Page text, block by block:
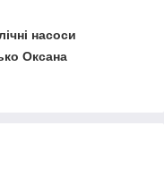
насоси
Оксана